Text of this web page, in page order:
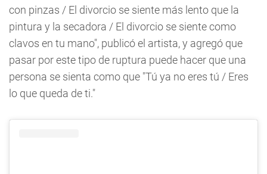
con pinzas / El divorcio se siente más lento que la
pintura y la secadora / El divorcio se siente como
clavos en tu mano", publicó el artista, y agregó que
pasar por este tipo de ruptura puede hacer que una
persona se sienta como que "Tú ya no eres tú / Eres
lo que queda de ti."